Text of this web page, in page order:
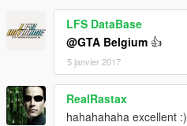
LFS DataBase
@GTA Belgium 👍
5 janvier 2017
RealRastax
hahahahaha excellent :)